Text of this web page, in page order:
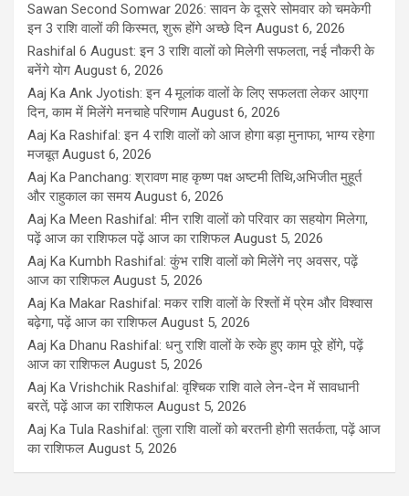
Sawan Second Somwar 2026: सावन के दूसरे सोमवार को चमकेगी
इन 3 राशि वालों की किस्मत, शुरू होंगे अच्छे दिन August 6, 2026
Rashifal 6 August: इन 3 राशि वालों को मिलेगी सफलता, नई नौकरी के
बनेंगे योग August 6, 2026
Aaj Ka Ank Jyotish: इन 4 मूलांक वालों के लिए सफलता लेकर आएगा
दिन, काम में मिलेंगे मनचाहे परिणाम August 6, 2026
Aaj Ka Rashifal: इन 4 राशि वालों को आज होगा बड़ा मुनाफा, भाग्य रहेगा
मजबूत August 6, 2026
Aaj Ka Panchang: श्रावण माह कृष्ण पक्ष अष्टमी तिथि,अभिजीत मुहूर्त
और राहुकाल का समय August 6, 2026
Aaj Ka Meen Rashifal: मीन राशि वालों को परिवार का सहयोग मिलेगा,
पढ़ें आज का राशिफल पढ़ें आज का राशिफल August 5, 2026
Aaj Ka Kumbh Rashifal: कुंभ राशि वालों को मिलेंगे नए अवसर, पढ़ें
आज का राशिफल August 5, 2026
Aaj Ka Makar Rashifal: मकर राशि वालों के रिश्तों में प्रेम और विश्वास
बढ़ेगा, पढ़ें आज का राशिफल August 5, 2026
Aaj Ka Dhanu Rashifal: धनु राशि वालों के रुके हुए काम पूरे होंगे, पढ़ें
आज का राशिफल August 5, 2026
Aaj Ka Vrishchik Rashifal: वृश्चिक राशि वाले लेन-देन में सावधानी
बरतें, पढ़ें आज का राशिफल August 5, 2026
Aaj Ka Tula Rashifal: तुला राशि वालों को बरतनी होगी सतर्कता, पढ़ें आज
का राशिफल August 5, 2026